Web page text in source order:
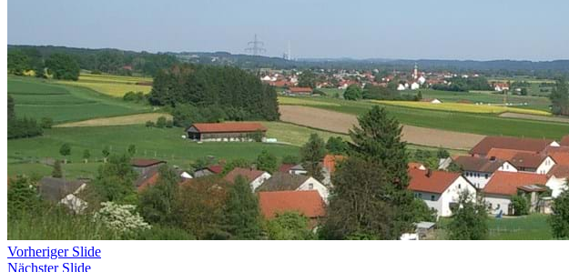
Vorheriger Slide
Nächster Slide